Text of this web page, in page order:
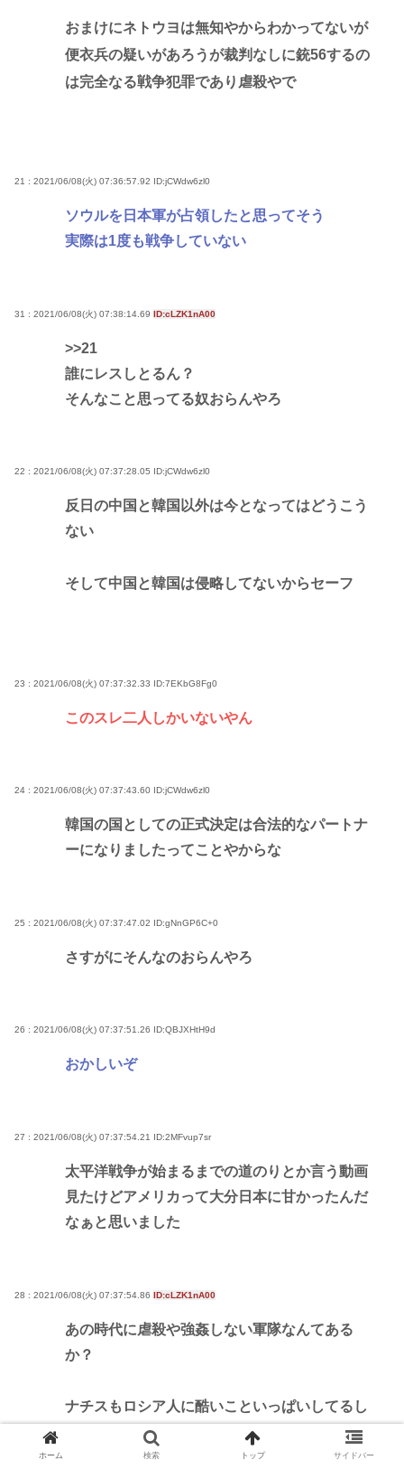
おまけにネトウヨは無知やからわかってないが
便衣兵の疑いがあろうが裁判なしに銃56するの
は完全なる戦争犯罪であり虐殺やで
21 : 2021/06/08(火) 07:36:57.92 ID:jCWdw6zl0
ソウルを日本軍が占領したと思ってそう
実際は1度も戦争していない
31 : 2021/06/08(火) 07:38:14.69 ID:cLZK1nA00
>>21
誰にレスしとるん？
そんなこと思ってる奴おらんやろ
22 : 2021/06/08(火) 07:37:28.05 ID:jCWdw6zl0
反日の中国と韓国以外は今となってはどうこう
ない
そして中国と韓国は侵略してないからセーフ
23 : 2021/06/08(火) 07:37:32.33 ID:7EKbG8Fg0
このスレ二人しかいないやん
24 : 2021/06/08(火) 07:37:43.60 ID:jCWdw6zl0
韓国の国としての正式決定は合法的なパートナ
ーになりましたってことやからな
25 : 2021/06/08(火) 07:37:47.02 ID:gNnGP6C+0
さすがにそんなのおらんやろ
26 : 2021/06/08(火) 07:37:51.26 ID:QBJXHtH9d
おかしいぞ
27 : 2021/06/08(火) 07:37:54.21 ID:2MFvup7sr
太平洋戦争が始まるまでの道のりとか言う動画
見たけどアメリカって大分日本に甘かったんだ
なぁと思いました
28 : 2021/06/08(火) 07:37:54.86 ID:cLZK1nA00
あの時代に虐殺や強姦しない軍隊なんてある
か？
ナチスもロシア人に酷いこといっぱいしてるし
そのソ連軍もベルリン陥落の際にお祭りやって
ホーム 検索 トップ サイドバー